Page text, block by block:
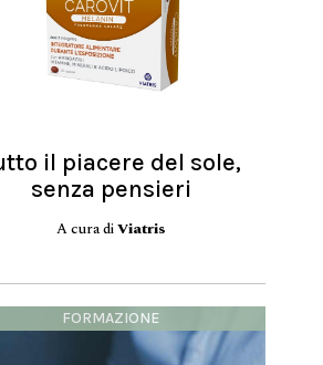
il piacere del sole,
senza pensieri
A cura diViatris
FORMAZIONE